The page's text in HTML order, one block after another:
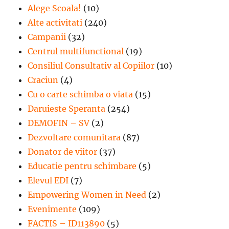
Alege Scoala! (10)
Alte activitati (240)
Campanii (32)
Centrul multifunctional (19)
Consiliul Consultativ al Copiilor (10)
Craciun (4)
Cu o carte schimba o viata (15)
Daruieste Speranta (254)
DEMOFIN – SV (2)
Dezvoltare comunitara (87)
Donator de viitor (37)
Educatie pentru schimbare (5)
Elevul EDI (7)
Empowering Women in Need (2)
Evenimente (109)
FACTIS – ID113890 (5)